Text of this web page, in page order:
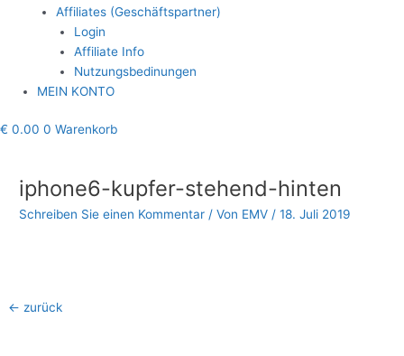
Affiliates (Geschäftspartner)
Login
Affiliate Info
Nutzungsbedinungen
MEIN KONTO
€ 0.00 0 Warenkorb
iphone6-kupfer-stehend-hinten
Schreiben Sie einen Kommentar / Von EMV /18. Juli 2019
← zurück